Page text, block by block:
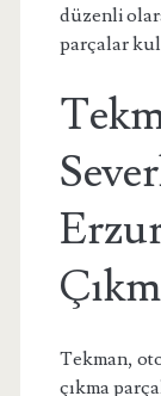
düzenli
parçalar
Tekman,
çıkma